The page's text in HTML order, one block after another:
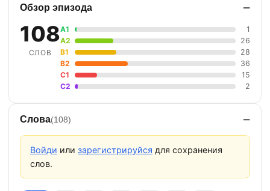
Обзор эпизода −
108
СЛОВ
A1
1
A2
26
B1
28
B2
36
C1
15
C2
2
Слова(108) −
Войди или зарегистрируйся для сохранения
слов.